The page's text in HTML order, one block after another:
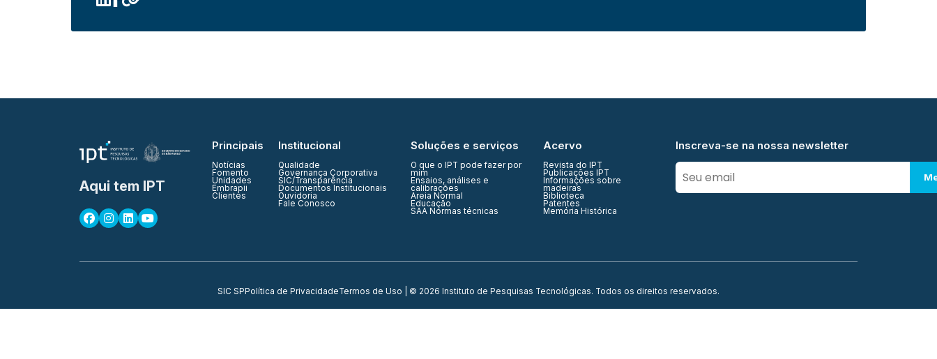
Aqui tem IPT
Principais
Notícias
Fomento
Unidades
Embrapii
Clientes
Institucional
Qualidade
Governança Corporativa
SIC/Transparência
Documentos Institucionais
Ouvidoria
Fale Conosco
Soluções e serviços
O que o IPT pode fazer por
mim
Ensaios, análises e
calibrações
Areia Normal
Educação
SAA Normas técnicas
Acervo
Revista do IPT
Publicações IPT
Informações sobre
madeiras
Biblioteca
Patentes
Memória Histórica
Inscreva-se na nossa newsletter
SIC SPPolítica de PrivacidadeTermos de Uso | © 2026 Instituto de Pesquisas Tecnológicas. Todos os direitos reservados.